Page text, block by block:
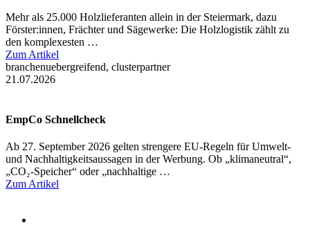
Mehr als 25.000 Holzlieferanten allein in der Steiermark, dazu
Förster:innen, Frächter und Sägewerke: Die Holzlogistik zählt zu
den komplexesten …
Zum Artikel
branchenuebergreifend, clusterpartner
21.07.2026
EmpCo Schnellcheck
Ab 27. September 2026 gelten strengere EU-Regeln für Umwelt-
und Nachhaltigkeitsaussagen in der Werbung. Ob „klimaneutral“,
„CO₂-Speicher“ oder „nachhaltige …
Zum Artikel